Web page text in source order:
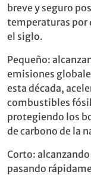
breve y seguro
temperaturas por
el siglo.
Pequeño:
emisiones
esta década,
combustibles
protegiendo los
de carbono de la
Corto:
pasando